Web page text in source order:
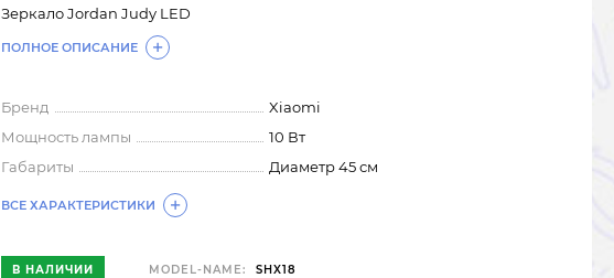
Зеркало Jordan Judy LED
ПОЛНОЕ ОПИСАНИЕ
Бренд
Xiaomi
Мощность лампы
10 Вт
Габариты
Диаметр 45 см
ВСЕ ХАРАКТЕРИСТИКИ
В НАЛИЧИИ MODEL-NAME: SHX18